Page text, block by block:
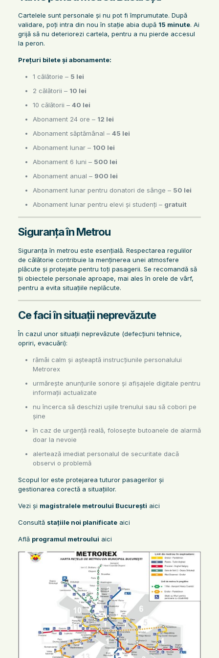
Cartelele sunt personale și nu pot fi împrumutate. După
validare, poți intra din nou în stație abia după 15 minute. Ai
grijă să nu deteriorezi cartela, pentru a nu pierde accesul
la peron.
Prețuri bilete și abonamente:
1 călătorie – 5 lei
2 călătorii – 10 lei
10 călătorii – 40 lei
Abonament 24 ore – 12 lei
Abonament săptămânal – 45 lei
Abonament lunar – 100 lei
Abonament 6 luni – 500 lei
Abonament anual – 900 lei
Abonament lunar pentru donatori de sânge – 50 lei
Abonament lunar pentru elevi și studenți – gratuit
Siguranța în Metrou
Siguranța în metrou este esențială. Respectarea regulilor
de călătorie contribuie la menținerea unei atmosfere
plăcute și protejate pentru toți pasagerii. Se recomandă să
ții obiectele personale aproape, mai ales în orele de vârf,
pentru a evita situațiile neplăcute.
Ce faci în situații neprevăzute
În cazul unor situații neprevăzute (defecțiuni tehnice,
opriri, evacuări):
rămâi calm și așteaptă instrucțiunile personalului
Metrorex
urmărește anunțurile sonore și afișajele digitale pentru
informații actualizate
nu încerca să deschizi ușile trenului sau să cobori pe
șine
în caz de urgență reală, folosește butoanele de alarmă
doar la nevoie
alertează imediat personalul de securitate dacă
observi o problemă
Scopul lor este protejarea tuturor pasagerilor și
gestionarea corectă a situațiilor.
Vezi și magistralele metroului București aici
Consultă stațiile noi planificateaici
Află programul metroului aici